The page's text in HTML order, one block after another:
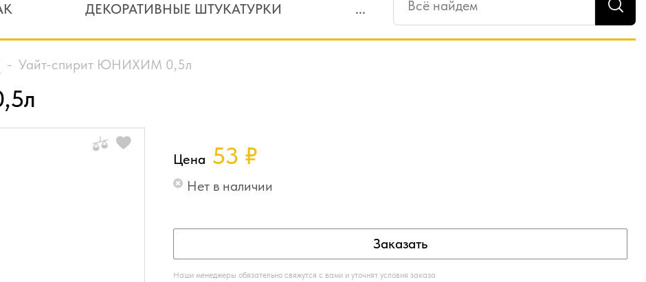
ДЕКОРАТИВНЫЕ ШТУКАТУРКИ ...
- Уайт-спирит ЮНИХИМ 0,5л
Цена 53 ₽
Нет в наличии
Заказать
Наши менеджеры обязательно свяжутся с вами и уточнят условия заказа